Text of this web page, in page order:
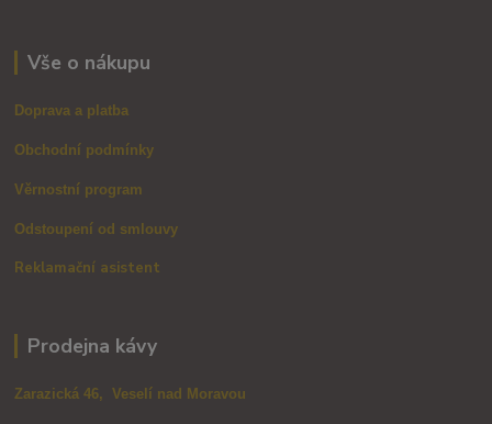
Vše o nákupu
Doprava a platba
Obchodní podmínky
Věrnostní program
Odstoupení od smlouvy
Reklamační asistent
Prodejna kávy
Zarazická 46, Veselí nad Moravou